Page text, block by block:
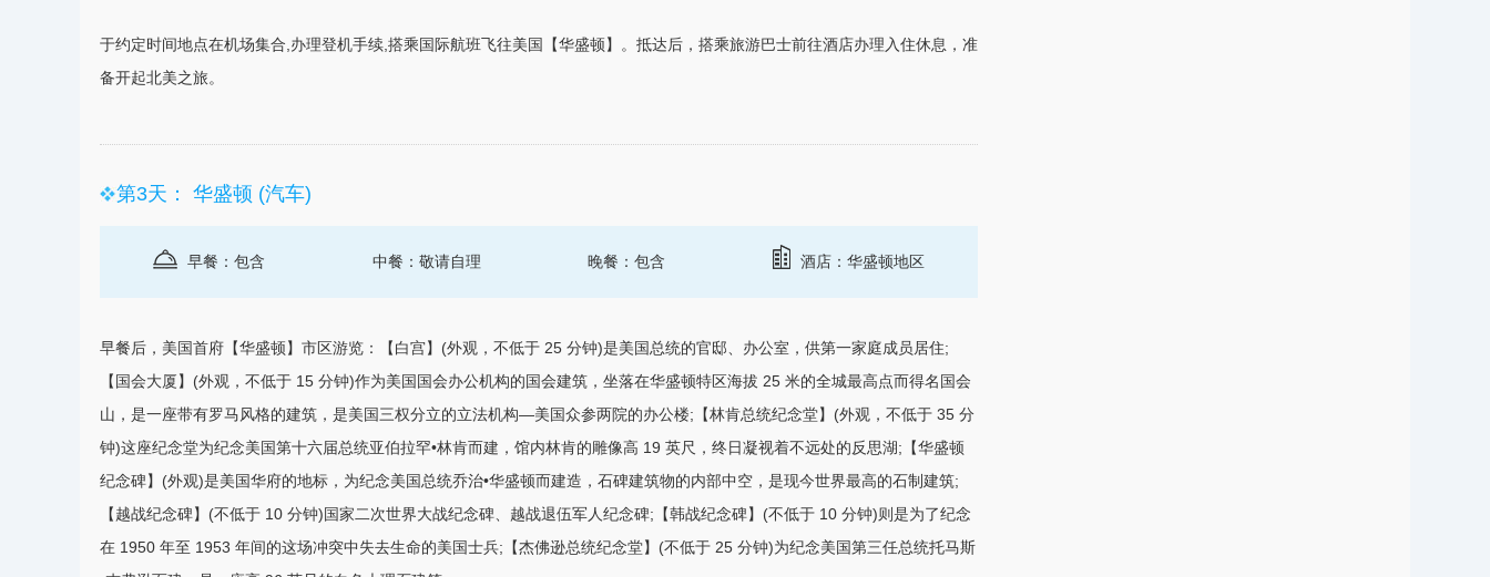
于约定时间地点在机场集合,办理登机手续,搭乘国际航班飞往美国 【华盛顿】。抵达后，搭乘旅游巴士前往酒店办理入住休息，准
备开起北美之旅。
第3天： 华盛顿 (汽车)
早餐：包含 中餐：敬请自理 晚餐：包含 酒店：华盛顿地区
早餐后， 美国首府【华盛顿】市区游览：【白宫】(外观，不低于 25 分钟)是美国总统的官邸、办公室，供第一家庭成员居住;
【国会大厦】(外观，不低于 15 分钟)作为美国国会办公机构的国会建筑，坐落在华盛顿特区海拔 25 米的全城最高点而得名国会
山，是一座带有罗马风格的建筑，是美国三权分立的立法机构—美国众参两院的办公楼;【林肯总统纪念堂】(外观，不低于 35 分
钟)这座纪念堂为纪念美国第十六届总统亚伯拉罕•林肯而建，馆内林肯的雕像高 19 英尺，终日凝视着不远处的反思湖;【华盛顿
纪念碑】(外观)是美国华府的地标，为纪念美国总统乔治•华盛顿而建造，石碑建筑物的内部中空，是现今世界最高的石制建筑;
【越战纪念碑】(不低于 10 分钟)国家二次世界大战纪念碑、越战退伍军人纪念碑;【韩战纪念碑】(不低于 10 分钟)则是为了纪念
在 1950 年至 1953 年间的这场冲突中失去生命的美国士兵;【杰佛逊总统纪念堂】(不低于 25 分钟)为纪念美国第三任总统托马斯